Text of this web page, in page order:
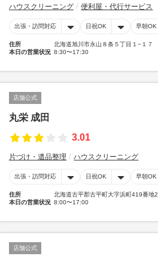
ハウスクリーニング 便利屋・代行サービス
出張・訪問対応 日祝OK 早朝OK
住所
北海道旭川市永山８条５丁目１−１７
本日の営業状況 8:30〜17:30
店舗公式
丸栄 成田
3.01
片づけ・遺品整理 ハウスクリーニング
出張・訪問対応 日祝OK 早朝OK
住所
北海道古平郡古平町大字浜町419番地2
本日の営業状況 8:00〜17:00
店舗公式